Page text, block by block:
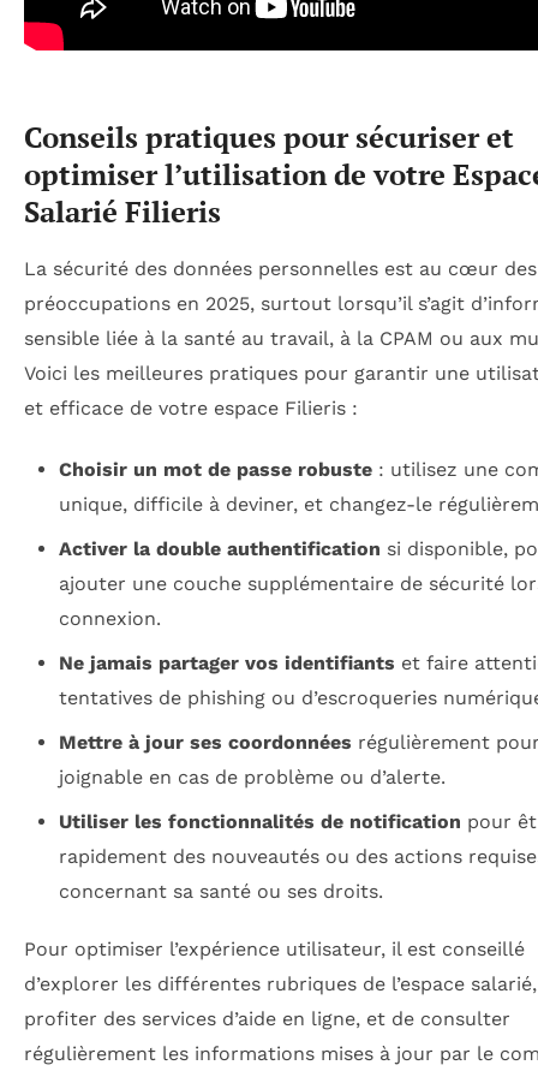
Conseils pratiques pour sécuriser et
optimiser l’utilisation de votre
Salarié Filieris
La sécurité des données personnelles est au cœur des
préoccupations en 2025, surtout lorsqu’il s’agit
sensible liée à la santé au travail, à la CPAM ou aux
Voici les meilleures pratiques pour garantir une
et efficace de votre espace Filieris :
Choisir un mot de passe robuste: utilisez une
unique, difficile à deviner, et changez-le
Activer la double authentification si disponible,
ajouter une couche supplémentaire de sécurité
connexion.
Ne jamais partager vos identifiants et faire
tentatives de phishing ou d’escroqueries
Mettre à jour ses coordonnées régulièrement
joignable en cas de problème ou d’alerte.
Utiliser les fonctionnalités de notification pour
rapidement des nouveautés ou des actions
concernant sa santé ou ses droits.
Pour optimiser l’expérience utilisateur, il est conseillé
d’explorer les différentes rubriques de l’espace
profiter des services d’aide en ligne, et de consulter
régulièrement les informations mises à jour par le